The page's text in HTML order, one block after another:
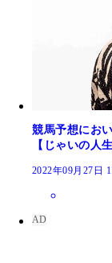
競馬予想にお
【じゃいの人
2022年09月27日